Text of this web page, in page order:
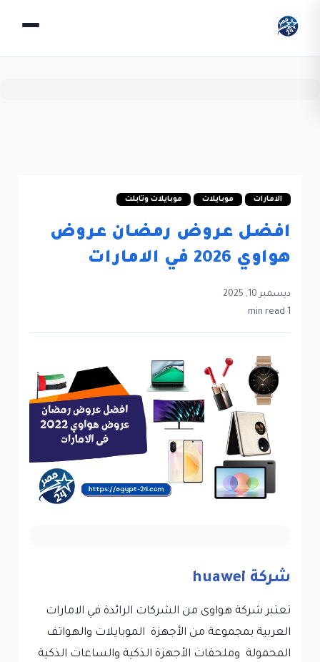
الامارات موبايلات موبايلات وتابلت
افضل عروض رمضان عروض
هواوي 2026 في الامارات
ديسمبر 10, 2025
1 min read
شركة huawei
تعتبر شركة هواوى من الشركات الرائدة في الامارات
العربية بمجموعة من الأجهزة الموبايلات والهواتف
المحمولة وملحقات الأجهزة الذكية والساعات الذكية